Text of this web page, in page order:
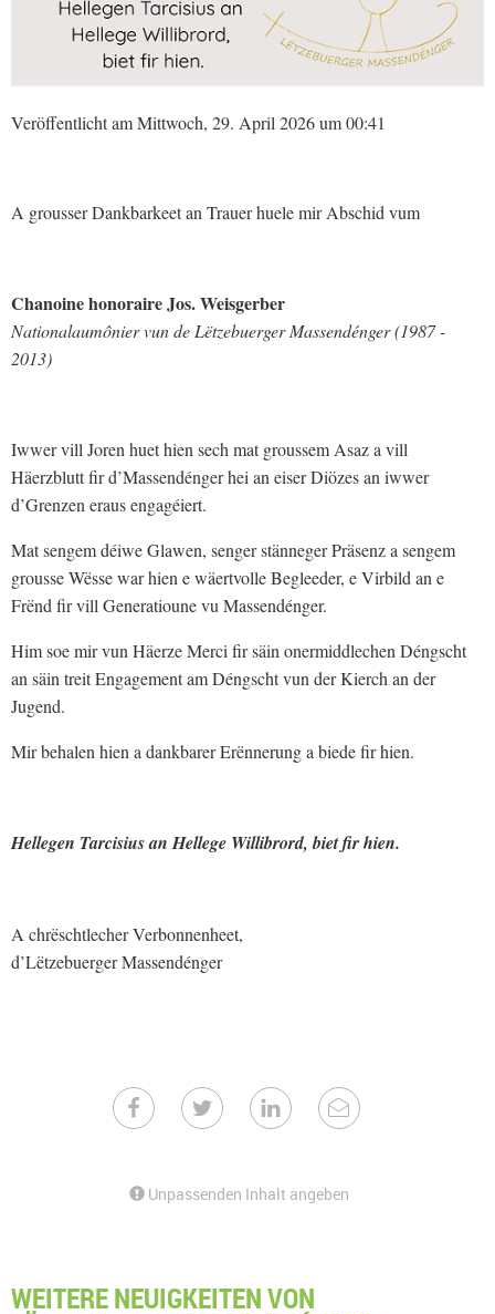
Veröffentlicht am Mittwoch, 29. April 2026 um 00:41
A grousser Dankbarkeet an Trauer huele mir Abschid vum
Chanoine honoraire Jos. Weisgerber
Nationalaumônier vun de Lëtzebuerger Massendénger (1987 -
2013)
Iwwer vill Joren huet hien sech mat groussem Asaz a vill
Häerzblutt fir d’Massendénger hei an eiser Diözes an iwwer
d’Grenzen eraus engagéiert.
Mat sengem déiwe Glawen, senger stänneger Präsenz a sengem
grousse Wësse war hien e wäertvolle Begleeder, e Virbild an e
Frënd fir vill Generatioune vu Massendénger.
Him soe mir vun Häerze Merci fir säin onermiddlechen Déngscht
an säin treit Engagement am Déngscht vun der Kierch an der
Jugend.
Mir behalen hien a dankbarer Erënnerung a biede fir hien.
Hellegen Tarcisius an Hellege Willibrord, biet fir hien.
A chrëschtlecher Verbonnenheet,
d’Lëtzebuerger Massendénger
Unpassenden Inhalt angeben
WEITERE NEUIGKEITEN VON